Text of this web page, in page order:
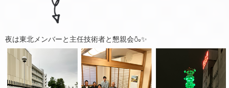
夜は東北メンバーと主任技術者と懇親会🍶✨